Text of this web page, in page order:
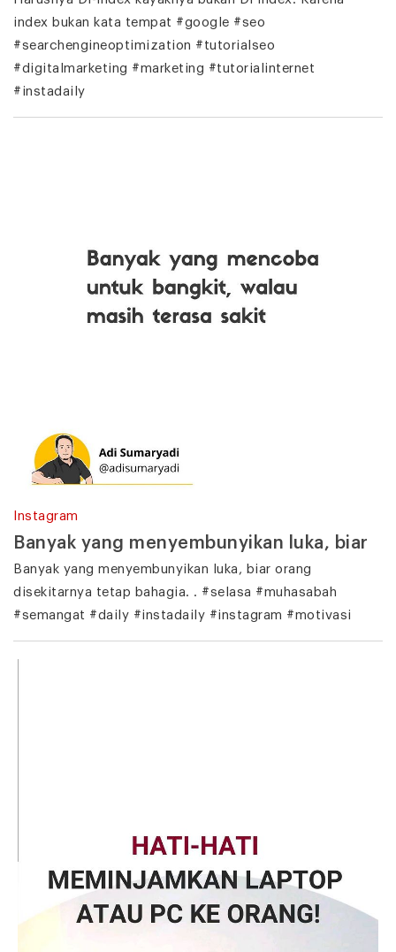
index bukan kata tempat #google #seo
#searchengineoptimization #tutorialseo
#digitalmarketing #marketing #tutorialinternet
#instadaily
Instagram
Banyak yang menyembunyikan luka, biar
Banyak yang menyembunyikan luka, biar orang
disekitarnya tetap bahagia. . #selasa #muhasabah
#semangat #daily #instadaily #instagram #motivasi